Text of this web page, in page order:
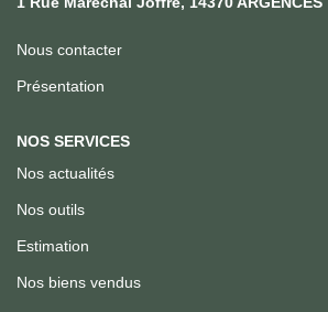
Nous contacter
Présentation
NOS SERVICES
Nos actualités
Nos outils
Estimation
Nos biens vendus